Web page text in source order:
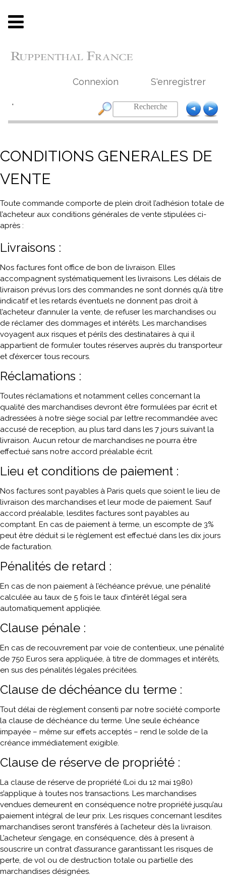
S'enregistrer
Connexion
'
CONDITIONS GENERALES DE
VENTE
Toute commande comporte de plein droit l’adhésion totale de
l’acheteur aux conditions générales de vente stipulées ci-
après :
Livraisons :
Nos factures font office de bon de livraison. Elles
accompagnent systématiquement les livraisons. Les délais de
livraison prévus lors des commandes ne sont donnés qu’à titre
indicatif et les retards éventuels ne donnent pas droit à
l’acheteur d’annuler la vente, de refuser les marchandises ou
de réclamer des dommages et intérêts. Les marchandises
voyagent aux risques et périls des destinataires à qui il
appartient de formuler toutes réserves auprès du transporteur
et d’éxercer tous recours.
Réclamations :
Toutes réclamations et notamment celles concernant la
qualité des marchandises devront être formulées par écrit et
adressées à notre siège social par lettre recommandée avec
accusé de reception, au plus tard dans les 7 jours suivant la
livraison. Aucun retour de marchandises ne pourra être
effectué sans notre accord préalable écrit.
Lieu et conditions de paiement :
Nos factures sont payables à Paris quels que soient le lieu de
livraison des marchandises et leur mode de paiement. Sauf
accord préalable, lesdites factures sont payables au
comptant. En cas de paiement à terme, un escompte de 3%
peut être déduit si le règlement est effectué dans les dix jours
de facturation.
Pénalités de retard :
En cas de non paiement à l’échéance prévue, une pénalité
calculée au taux de 5 fois le taux d’intérêt légal sera
automatiquement appliqiée.
Clause pénale :
En cas de recouvrement par voie de contentieux, une pénalité
de 750 Euros sera appliquée, à titre de dommages et intérêts,
en sus des pénalités légales précitées.
Clause de déchéance du terme :
Tout délai de règlement consenti par notre société comporte
la clause de déchéance du terme. Une seule échéance
impayée – même sur effets acceptés – rend le solde de la
créance immédiatement exigible.
Clause de réserve de propriété :
La clause de réserve de propriété (Loi du 12 mai 1980)
s’applique à toutes nos transactions. Les marchandises
vendues demeurent en conséquence notre propriété jusqu’au
paiement intégral de leur prix. Les risques concernant lesdites
marchandises seront transférés à l’acheteur dès la livraison.
L’acheteur s’engage, en conséquence, dès à present à
souscrire un contrat d’assurance garantissant les risques de
perte, de vol ou de destruction totale ou partielle des
marchandises désignées.